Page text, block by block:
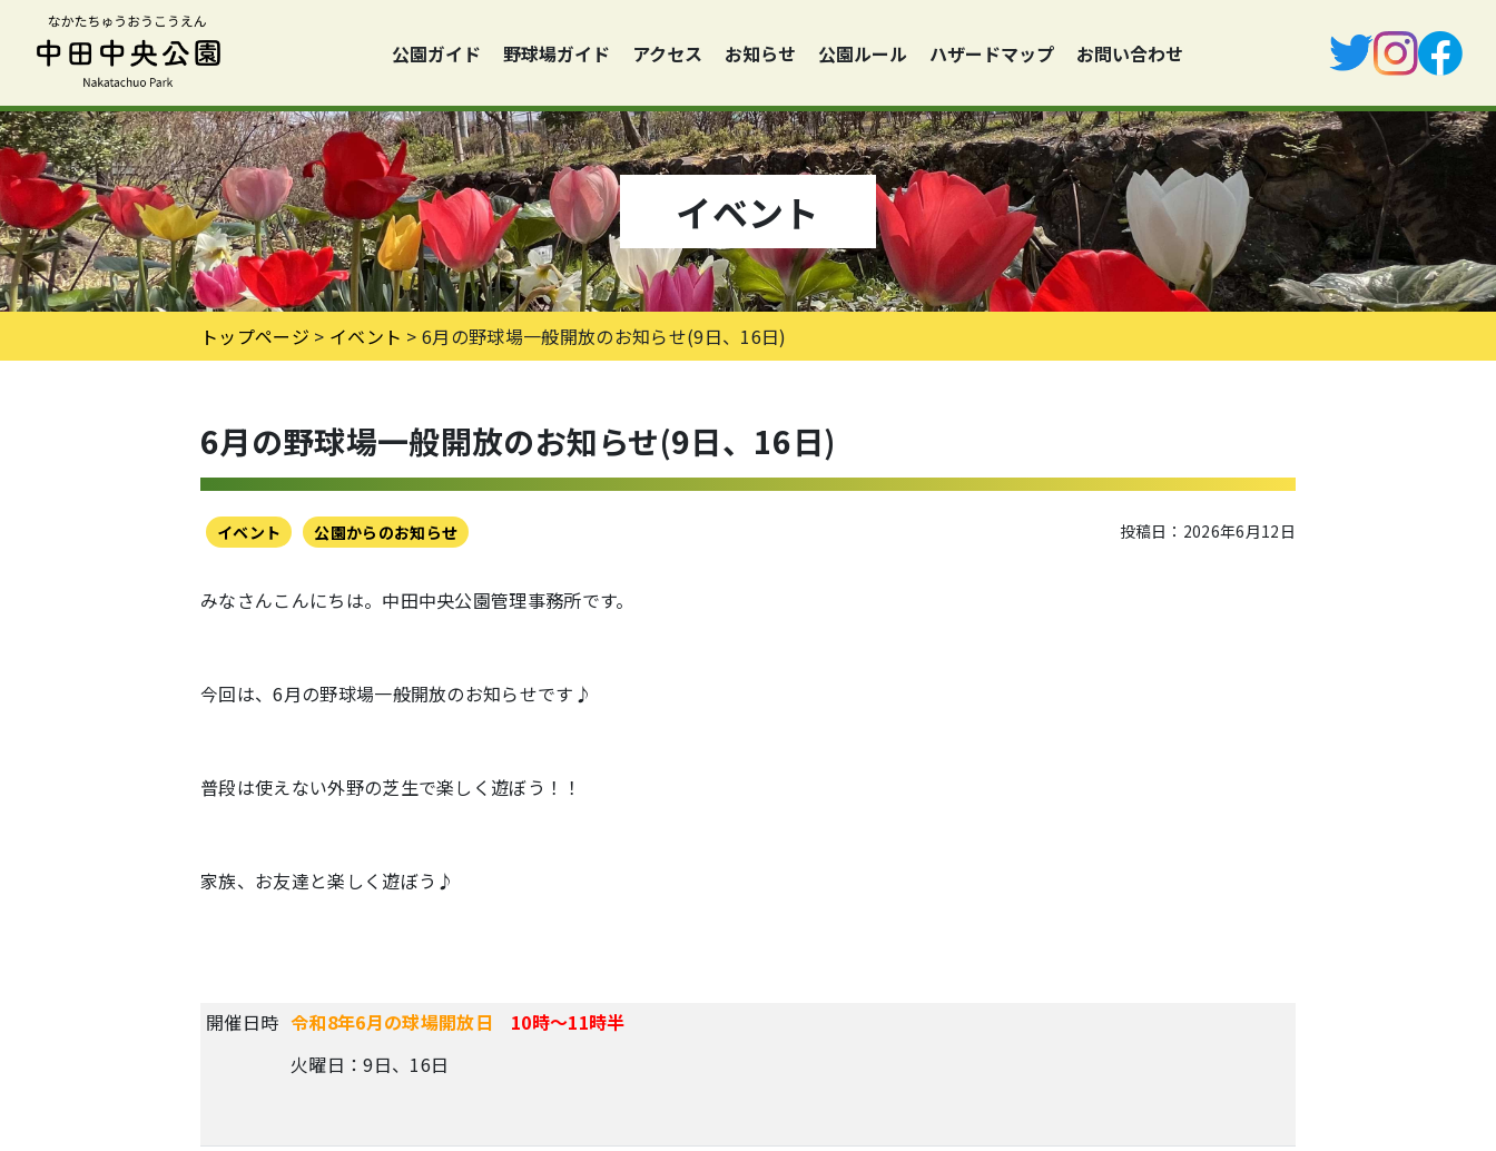
公園ガイド 野球場ガイド アクセス お知らせ 公園ルール ハザードマップ お問い合わせ
イベント
トップページ > イベント > 6月の野球場一般開放のお知らせ(9日、16日)
6月の野球場一般開放のお知らせ(9日、16日)
イベント 公園からのお知らせ 投稿日：2026年6月12日
みなさんこんにちは。中田中央公園管理事務所です。
今回は、6月の野球場一般開放のお知らせです♪
普段は使えない外野の芝生で楽しく遊ぼう！！
家族、お友達と楽しく遊ぼう♪
開催日時 令和8年6月の球場開放日 10時～11時半
火曜日：9日、16日